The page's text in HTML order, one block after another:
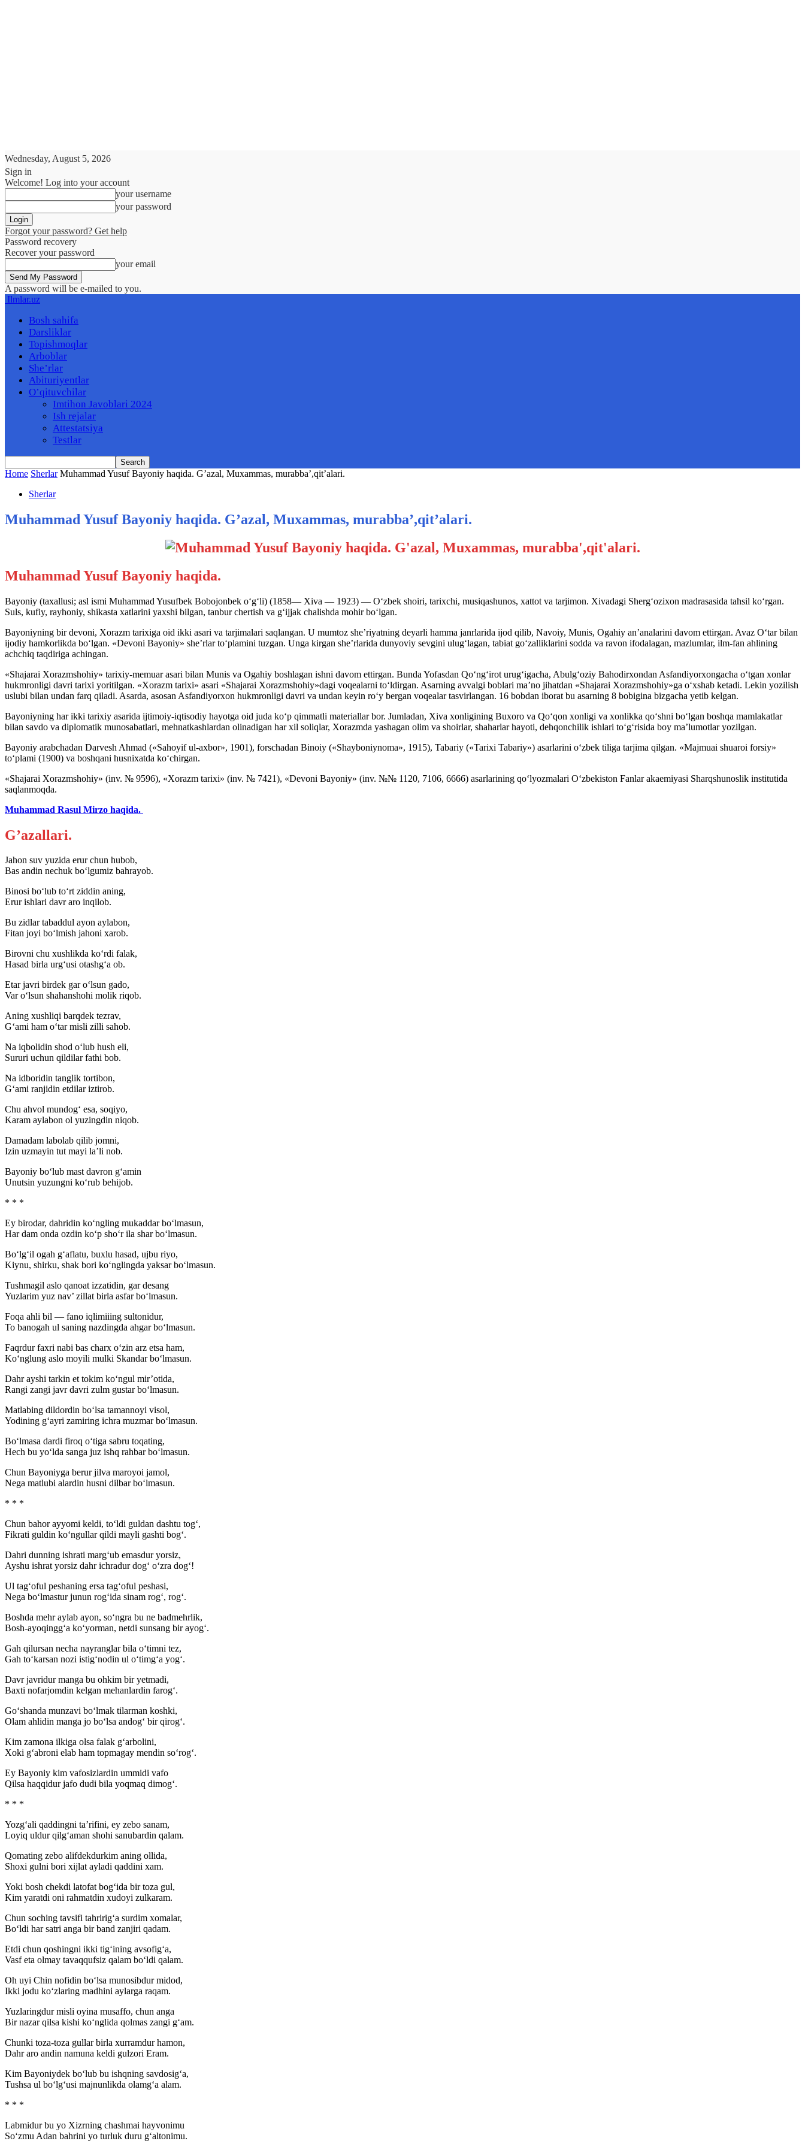
Wednesday, August 5, 2026
Sign in
Welcome! Log into your account
your username
your password
Forgot your password? Get help
Password recovery
Recover your password
your email
A password will be e-mailed to you.
Ilmlar.uz
Bosh sahifa
Darsliklar
Topishmoqlar
Arboblar
She’rlar
Abituriyentlar
O’qituvchilar
Imtihon Javoblari 2024
Ish rejalar
Attestatsiya
Testlar
Home Sherlar Muhammad Yusuf Bayoniy haqida. G’azal, Muxammas, murabba’,qit’alari.
Sherlar
Muhammad Yusuf Bayoniy haqida. G’azal, Muxammas, murabba’,qit’alari.
Muhammad Yusuf Bayoniy haqida.
Bayoniy (taxallusi; asl ismi Muhammad Yusufbek Bobojonbek o‘g‘li) (1858— Xiva — 1923) — O‘zbek shoiri, tarixchi, musiqashunos, xattot va tarjimon. Xivadagi Sherg‘ozixon madrasasida tahsil ko‘rgan.
Suls, kufiy, rayhoniy, shikasta xatlarini yaxshi bilgan, tanbur chertish va g‘ijjak chalishda mohir bo‘lgan.
Bayoniyning bir devoni, Xorazm tarixiga oid ikki asari va tarjimalari saqlangan. U mumtoz she’riyatning deyarli hamma janrlarida ijod qilib, Navoiy, Munis, Ogahiy an’analarini davom ettirgan. Avaz O‘tar bilan
ijodiy hamkorlikda bo‘lgan. «Devoni Bayoniy» she’rlar to‘plamini tuzgan. Unga kirgan she’rlarida dunyoviy sevgini ulug‘lagan, tabiat go‘zalliklarini sodda va ravon ifodalagan, mazlumlar, ilm-fan ahlining
achchiq taqdiriga achingan.
«Shajarai Xorazmshohiy» tarixiy-memuar asari bilan Munis va Ogahiy boshlagan ishni davom ettirgan. Bunda Yofasdan Qo‘ng‘irot urug‘igacha, Abulg‘oziy Bahodirxondan Asfandiyorxongacha o‘tgan xonlar
hukmronligi davri tarixi yoritilgan. «Xorazm tarixi» asari «Shajarai Xorazmshohiy»dagi voqealarni to‘ldirgan. Asarning avvalgi boblari ma’no jihatdan «Shajarai Xorazmshohiy»ga o‘xshab ketadi. Lekin yozilish
uslubi bilan undan farq qiladi. Asarda, asosan Asfandiyorxon hukmronligi davri va undan keyin ro‘y bergan voqealar tasvirlangan. 16 bobdan iborat bu asarning 8 bobigina bizgacha yetib kelgan.
Bayoniyning har ikki tarixiy asarida ijtimoiy-iqtisodiy hayotga oid juda ko‘p qimmatli materiallar bor. Jumladan, Xiva xonligining Buxoro va Qo‘qon xonligi va xonlikka qo‘shni bo‘lgan boshqa mamlakatlar
bilan savdo va diplomatik munosabatlari, mehnatkashlardan olinadigan har xil soliqlar, Xorazmda yashagan olim va shoirlar, shaharlar hayoti, dehqonchilik ishlari to‘g‘risida boy ma’lumotlar yozilgan.
Bayoniy arabchadan Darvesh Ahmad («Sahoyif ul-axbor», 1901), forschadan Binoiy («Shayboniynoma», 1915), Tabariy («Tarixi Tabariy») asarlarini o‘zbek tiliga tarjima qilgan. «Majmuai shuaroi forsiy»
to‘plami (1900) va boshqani husnixatda ko‘chirgan.
«Shajarai Xorazmshohiy» (inv. № 9596), «Xorazm tarixi» (inv. № 7421), «Devoni Bayoniy» (inv. №№ 1120, 7106, 6666) asarlarining qo‘lyozmalari O‘zbekiston Fanlar akaemiyasi Sharqshunoslik institutida
saqlanmoqda.
Muhammad Rasul Mirzo haqida.
G’azallari.
Jahon suv yuzida erur chun hubob,
Bas andin nechuk bo‘lgumiz bahrayob.
Binosi bo‘lub to‘rt ziddin aning,
Erur ishlari davr aro inqilob.
Bu zidlar tabaddul ayon aylabon,
Fitan joyi bo‘lmish jahoni xarob.
Birovni chu xushlikda ko‘rdi falak,
Hasad birla urg‘usi otashg‘a ob.
Etar javri birdek gar o‘lsun gado,
Var o‘lsun shahanshohi molik riqob.
Aning xushliqi barqdek tezrav,
G‘ami ham o‘tar misli zilli sahob.
Na iqbolidin shod o‘lub hush eli,
Sururi uchun qildilar fathi bob.
Na idboridin tanglik tortibon,
G‘ami ranjidin etdilar iztirob.
Chu ahvol mundog‘ esa, soqiyo,
Karam aylabon ol yuzingdin niqob.
Damadam labolab qilib jomni,
Izin uzmayin tut mayi la’li nob.
Bayoniy bo‘lub mast davron g‘amin
Unutsin yuzungni ko‘rub behijob.
* * *
Ey birodar, dahridin ko‘ngling mukaddar bo‘lmasun,
Har dam onda ozdin ko‘p sho‘r ila shar bo‘lmasun.
Bo‘lg‘il ogah g‘aflatu, buxlu hasad, ujbu riyo,
Kiynu, shirku, shak bori ko‘nglingda yaksar bo‘lmasun.
Tushmagil aslo qanoat izzatidin, gar desang
Yuzlarim yuz nav’ zillat birla asfar bo‘lmasun.
Foqa ahli bil — fano iqlimiiing sultonidur,
To banogah ul saning nazdingda ahgar bo‘lmasun.
Faqrdur faxri nabi bas charx o‘zin arz etsa ham,
Ko‘nglung aslo moyili mulki Skandar bo‘lmasun.
Dahr ayshi tarkin et tokim ko‘ngul mir’otida,
Rangi zangi javr davri zulm gustar bo‘lmasun.
Matlabing dildordin bo‘lsa tamannoyi visol,
Yodining g‘ayri zamiring ichra muzmar bo‘lmasun.
Bo‘lmasa dardi firoq o‘tiga sabru toqating,
Hech bu yo‘lda sanga juz ishq rahbar bo‘lmasun.
Chun Bayoniyga berur jilva maroyoi jamol,
Nega matlubi alardin husni dilbar bo‘lmasun.
* * *
Chun bahor ayyomi keldi, to‘ldi guldan dashtu tog‘,
Fikrati guldin ko‘ngullar qildi mayli gashti bog‘.
Dahri dunning ishrati marg‘ub emasdur yorsiz,
Ayshu ishrat yorsiz dahr ichradur dog‘ o‘zra dog‘!
Ul tag‘oful peshaning ersa tag‘oful peshasi,
Nega bo‘lmastur junun rog‘ida sinam rog‘, rog‘.
Boshda mehr aylab ayon, so‘ngra bu ne badmehrlik,
Bosh-ayoqingg‘a ko‘yorman, netdi sunsang bir ayog‘.
Gah qilursan necha nayranglar bila o‘timni tez,
Gah to‘karsan nozi istig‘nodin ul o‘timg‘a yog‘.
Davr javridur manga bu ohkim bir yetmadi,
Baxti nofarjomdin kelgan mehanlardin farog‘.
Go‘shanda munzavi bo‘lmak tilarman koshki,
Olam ahlidin manga jo bo‘lsa andog‘ bir qirog‘.
Kim zamona ilkiga olsa falak g‘arbolini,
Xoki g‘abroni elab ham topmagay mendin so‘rog‘.
Ey Bayoniy kim vafosizlardin ummidi vafo
Qilsa haqqidur jafo dudi bila yoqmaq dimog‘.
* * *
Yozg‘ali qaddingni ta’rifini, ey zebo sanam,
Loyiq uldur qilg‘aman shohi sanubardin qalam.
Qomating zebo alifdekdurkim aning ollida,
Shoxi gulni bori xijlat ayladi qaddini xam.
Yoki bosh chekdi latofat bog‘ida bir toza gul,
Kim yaratdi oni rahmatdin xudoyi zulkaram.
Chun soching tavsifi tahririg‘a surdim xomalar,
Bo‘ldi har satri anga bir band zanjiri qadam.
Etdi chun qoshingni ikki tig‘ining avsofig‘a,
Vasf eta olmay tavaqqufsiz qalam bo‘ldi qalam.
Oh uyi Chin nofidin bo‘lsa munosibdur midod,
Ikki jodu ko‘zlaring madhini aylarga raqam.
Yuzlaringdur misli oyina musaffo, chun anga
Bir nazar qilsa kishi ko‘nglida qolmas zangi g‘am.
Chunki toza-toza gullar birla xurramdur hamon,
Dahr aro andin namuna keldi gulzori Eram.
Kim Bayoniydek bo‘lub bu ishqning savdosig‘a,
Tushsa ul bo‘lg‘usi majnunlikda olamg‘a alam.
* * *
Labmidur bu yo Xizrning chashmai hayvonimu
So‘zmu Adan bahrini yo turluk duru g‘altonimu.